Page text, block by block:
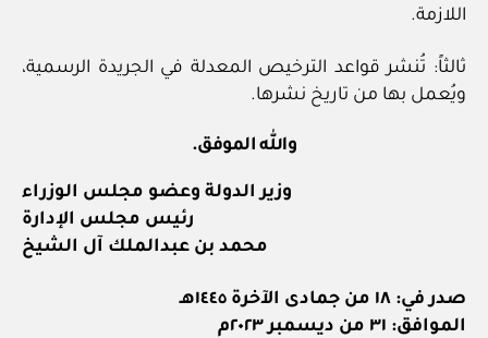
اللازمة.
ثالثاً: تُنشر قواعد الترخيص المعدلة في الجريدة الرسمية،
ويُعمل بها من تاريخ نشرها.
والله الموفق.
وزير الدولة وعضو مجلس الوزراء
رئيس مجلس الإدارة
محمد بن عبدالملك آل الشيخ
صدر في: ١٨ من جمادى الآخرة ١٤٤٥هـ
الموافق: ٣١ من ديسمبر ٢٠٢٣م